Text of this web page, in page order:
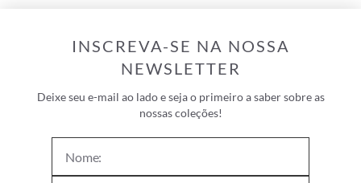
INSCREVA-SE NA NOSSA
NEWSLETTER
Deixe seu e-mail ao lado e seja o primeiro a saber sobre as
nossas coleções!